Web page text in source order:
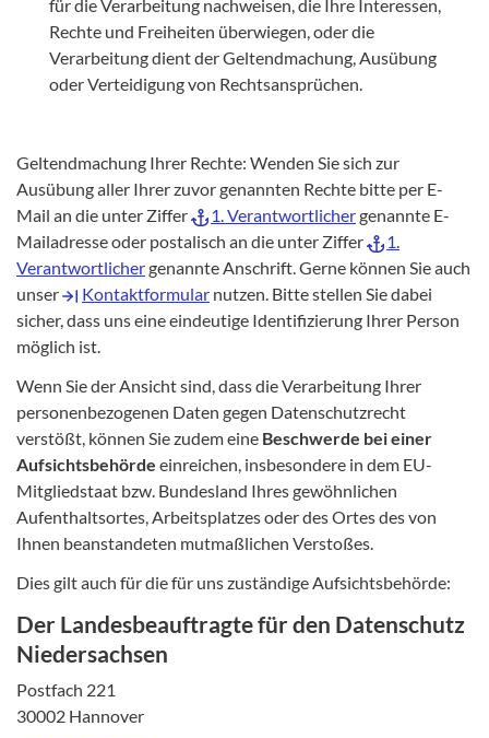
für die Verarbeitung nachweisen, die Ihre Interessen,
Rechte und Freiheiten überwiegen, oder die
Verarbeitung dient der Geltendmachung, Ausübung
oder Verteidigung von Rechtsansprüchen.
Geltendmachung Ihrer Rechte: Wenden Sie sich zur
Ausübung aller Ihrer zuvor genannten Rechte bitte per E-
Mail an die unter Ziffer
1. Verantwortlichergenannte E-
Mailadresse oder postalisch an die unter Ziffer
1.
Verantwortlichergenannte Anschrift. Gerne können Sie auch
unser
Kontaktformular nutzen. Bitte stellen Sie dabei
sicher, dass uns eine eindeutige Identifizierung Ihrer Person
möglich ist.
Wenn Sie der Ansicht sind, dass die Verarbeitung Ihrer
personenbezogenen Daten gegen Datenschutzrecht
verstößt, können Sie zudem eine Beschwerde bei einer
Aufsichtsbehörde einreichen, insbesondere in dem EU-
Mitgliedstaat bzw. Bundesland Ihres gewöhnlichen
Aufenthaltsortes, Arbeitsplatzes oder des Ortes des von
Ihnen beanstandeten mutmaßlichen Verstoßes.
Dies gilt auch für die für uns zuständige Aufsichtsbehörde:
Der Landesbeauftragte für den Datenschutz
Niedersachsen
Postfach 221
30002 Hannover